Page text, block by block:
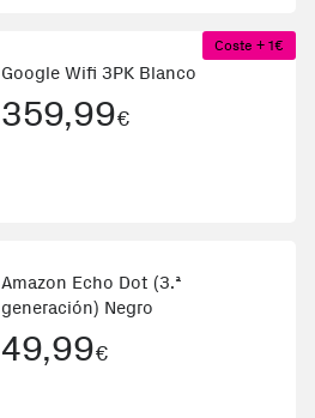
Coste + 1€
Google Wifi 3PK Blanco
359,99€
Amazon Echo Dot (3.ª
generación) Negro
49,99€